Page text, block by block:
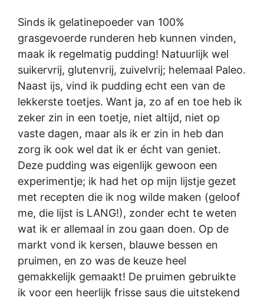
Sinds ik gelatinepoeder van 100%
grasgevoerde runderen heb kunnen vinden,
maak ik regelmatig pudding! Natuurlijk wel
suikervrij, glutenvrij, zuivelvrij; helemaal Paleo.
Naast ijs, vind ik pudding echt een van de
lekkerste toetjes. Want ja, zo af en toe heb ik
zeker zin in een toetje, niet altijd, niet op
vaste dagen, maar als ik er zin in heb dan
zorg ik ook wel dat ik er écht van geniet.
Deze pudding was eigenlijk gewoon een
experimentje; ik had het op mijn lijstje gezet
met recepten die ik nog wilde maken (geloof
me, die lijst is LANG!), zonder echt te weten
wat ik er allemaal in zou gaan doen. Op de
markt vond ik kersen, blauwe bessen en
pruimen, en zo was de keuze heel
gemakkelijk gemaakt! De pruimen gebruikte
ik voor een heerlijk frisse saus die uitstekend